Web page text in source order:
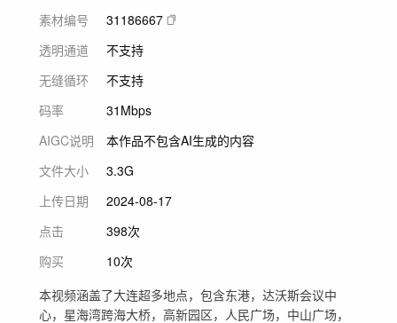
素材编号
31186667
透明通道
不支持
无缝循环
不支持
码率
31Mbps
AIGC说明
本作品不包含AI生成的内容
文件大小
3.3G
上传日期
2024-08-17
点击
398次
购买
10次
本视频涵盖了大连超多地点，包含东港，达沃斯会议中
心，星海湾跨海大桥，高新园区，人民广场，中山广场，